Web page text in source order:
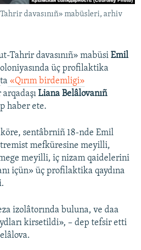
davasınıñ» mabüsleri, arhiv
Tahrir davasınıñ» mabüsi Emil
üç profilaktika
«Qırım birdemligi»
Liana Belâlovanıñ
haber ete.
sentâbrniñ 18-nde Emil
mefküresine meyilli,
meyilli, iç nizam qaidelerini
içün» üç profilaktika qaydına
izolâtorında buluna, ve daa
kirsetildi», – dep tefsir etti